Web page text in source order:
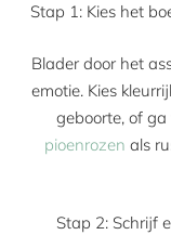
Stap 1: Kies het
Blader door het
emotie. Kies
geboorte, of
pioenrozen als
Stap 2: Schrijf